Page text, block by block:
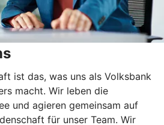
ist das, was uns als Volksbank
macht. Wir leben die
und agieren gemeinsam auf
für unser Team. Wir